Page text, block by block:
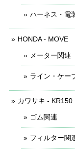
ハーネス・電
HONDA - MOVE
メーター関連
ライン・ケー
カワサキ -
ゴム関連
フィルター関